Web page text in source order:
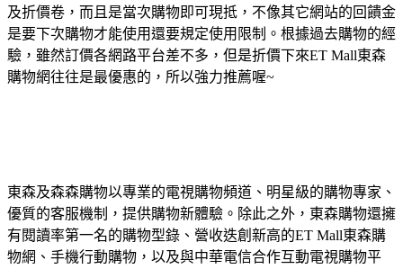
及折價卷，而且是當次購物即可現抵，不像其它網站的回饋金
是要下次購物才能使用還要規定使用限制。根據過去購物的經
驗，雖然訂價各網路平台差不多，但是折價下來ET Mall東森
購物網往往是最優惠的，所以強力推薦喔~
東森及森森購物以專業的電視購物頻道、明星級的購物專家、
優質的客服機制，提供購物新體驗。除此之外，東森購物還擁
有閱讀率第一名的購物型錄、營收迭創新高的ET Mall東森購
物網、手機行動購物，以及與中華電信合作互動電視購物平